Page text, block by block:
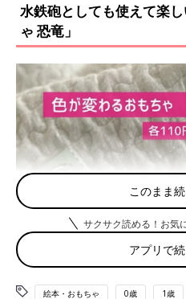
水鉄砲としても使えて楽
ゃ 恐竜」
このまま
サクサク読める！お気
アプリで
絵本・おもちゃ 0歳 1歳